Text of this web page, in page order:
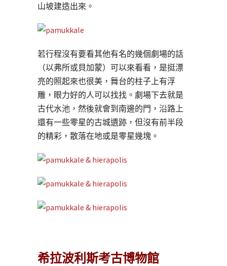
山坡建造出來。
若行程沒有要看其他有名的幾個劇場的話
（以弗所或貝加蒙）可以來看看，是挺漂
亮的照起來也很美，舞台的柱子上有浮
雕，眼力好的人可以找找。劇場下去就是
古代水池，然後就會到南邊的門，沿路上
還有一些零星的古城遺跡，但沒有前半段
的精彩，散落在地或是零星幾塊。
希拉波利斯考古博物館